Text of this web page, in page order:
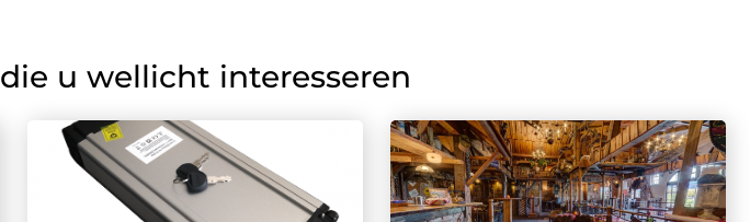
die u wellicht interesseren